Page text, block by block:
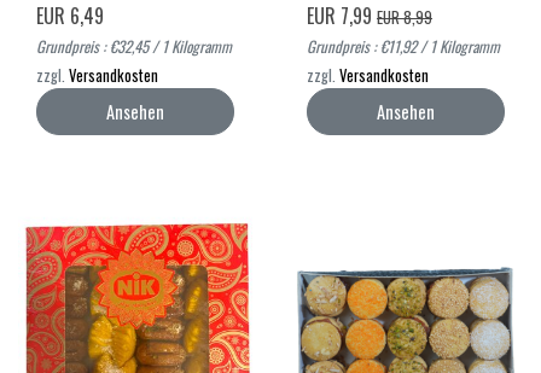
EUR 6,49
Grundpreis : €32,45 / 1 Kilogramm
zzgl. Versandkosten
Ansehen
EUR 7,99 EUR 8,99
Grundpreis : €11,92 / 1 Kilogramm
zzgl. Versandkosten
Ansehen